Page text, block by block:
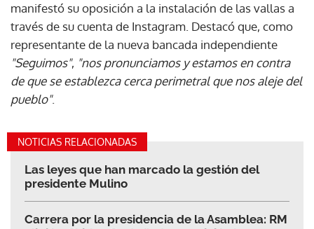
manifestó su oposición a la instalación de las vallas a
través de su cuenta de Instagram. Destacó que, como
representante de la nueva bancada independiente
"Seguimos", "nos pronunciamos y estamos en contra
de que se establezca cerca perimetral que nos aleje del
pueblo".
NOTICIAS RELACIONADAS
Las leyes que han marcado la gestión del
presidente Mulino
Carrera por la presidencia de la Asamblea: RM